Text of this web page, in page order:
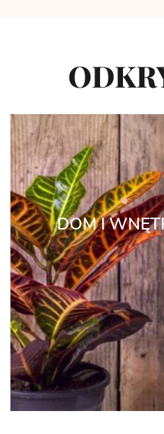
DOM I